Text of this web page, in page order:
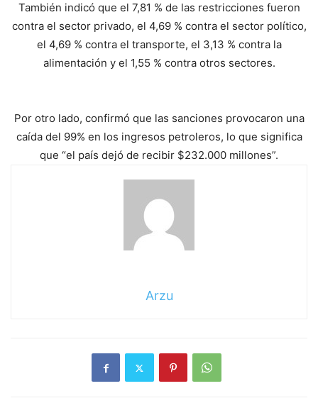
También indicó que el 7,81 % de las restricciones fueron
contra el sector privado, el 4,69 % contra el sector político,
el 4,69 % contra el transporte, el 3,13 % contra la
alimentación y el 1,55 % contra otros sectores.
Por otro lado, confirmó que las sanciones provocaron una
caída del 99% en los ingresos petroleros, lo que significa
que “el país dejó de recibir $232.000 millones”.
Arzu